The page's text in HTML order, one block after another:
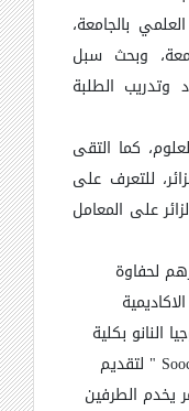
بالجامعة،
وبحث سبل
وتدريب الطلبة
كما التقى
للتعرف على
على المعامل
لحفاوة
النانو بكلية
" لتقديم
يخدم الطرفين